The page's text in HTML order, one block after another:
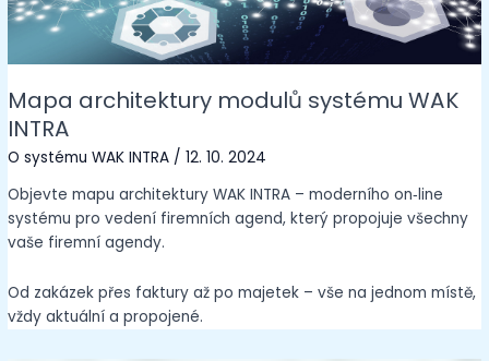
Mapa architektury modulů systému WAK
INTRA
O systému WAK INTRA /12. 10. 2024
Objevte mapu architektury WAK INTRA – moderního on‑line
systému pro vedení firemních agend, který propojuje všechny
vaše firemní agendy.
Od zakázek přes faktury až po majetek – vše na jednom místě,
vždy aktuální a propojené.